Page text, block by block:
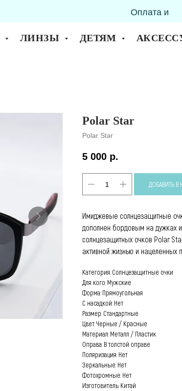
Оплата и
ЛИНЗЫ ДЕТЯМ
Polar Star
Polar Star
5 000 р.
ДОБАВИТЬ В
Имиджевые солнцезащитные
дополнен бордовым на дужках
солнцезащитных очков Polar
активной жизнью и нацеленных
Категория: Солнцезащитные очки
Для кого: Мужские
Форма: Прямоугольная
С насадкой: Нет
Размер: Стандартные
Цвет: Черные / Красные
Материал: Металл / Пластик
Оправа: В толстой оправе
Поляризация: Нет
Зеркальные: Нет
Фотохромные: Нет
Изготовитель: Китай